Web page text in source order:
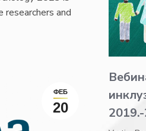
researchers and
ФЕБ
20